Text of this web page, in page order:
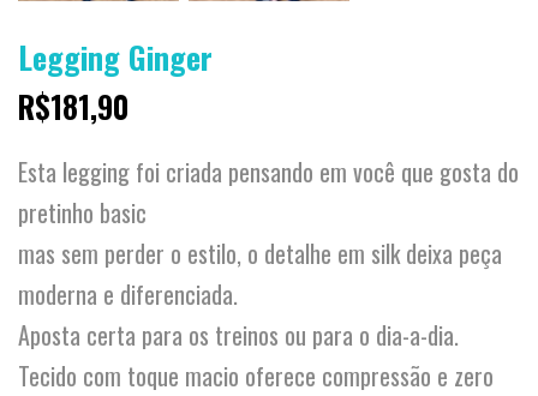
Legging Ginger
R$181,90
Esta legging foi criada pensando em você que gosta do
pretinho basic
mas sem perder o estilo, o detalhe em silk deixa peça
moderna e diferenciada.
Aposta certa para os treinos ou para o dia-a-dia.
Tecido com toque macio oferece compressão e zero